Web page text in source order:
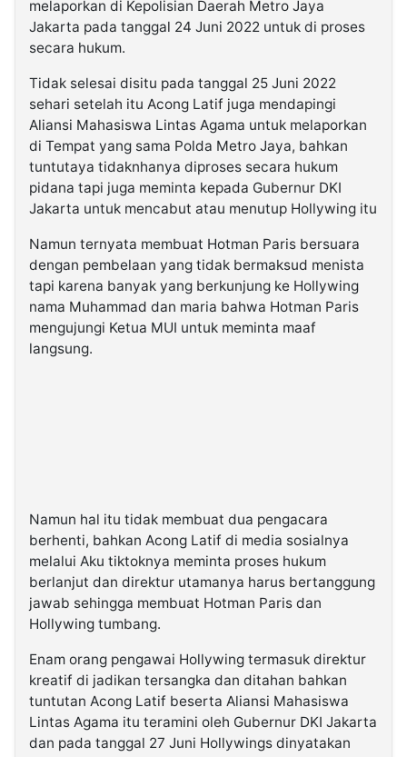
melaporkan di Kepolisian Daerah Metro Jaya
Jakarta pada tanggal 24 Juni 2022 untuk di proses
secara hukum.
Tidak selesai disitu pada tanggal 25 Juni 2022
sehari setelah itu Acong Latif juga mendapingi
Aliansi Mahasiswa Lintas Agama untuk melaporkan
di Tempat yang sama Polda Metro Jaya, bahkan
tuntutaya tidaknhanya diproses secara hukum
pidana tapi juga meminta kepada Gubernur DKI
Jakarta untuk mencabut atau menutup Hollywing itu
Namun ternyata membuat Hotman Paris bersuara
dengan pembelaan yang tidak bermaksud menista
tapi karena banyak yang berkunjung ke Hollywing
nama Muhammad dan maria bahwa Hotman Paris
mengujungi Ketua MUI untuk meminta maaf
langsung.
Namun hal itu tidak membuat dua pengacara
berhenti, bahkan Acong Latif di media sosialnya
melalui Aku tiktoknya meminta proses hukum
berlanjut dan direktur utamanya harus bertanggung
jawab sehingga membuat Hotman Paris dan
Hollywing tumbang.
Enam orang pengawai Hollywing termasuk direktur
kreatif di jadikan tersangka dan ditahan bahkan
tuntutan Acong Latif beserta Aliansi Mahasiswa
Lintas Agama itu teramini oleh Gubernur DKI Jakarta
dan pada tanggal 27 Juni Hollywings dinyatakan